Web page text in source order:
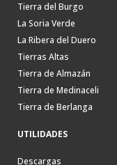
Tierra del Burgo
La Soria Verde
La Ribera del Duero
Tierras Altas
Tierra de Almazán
Tierra de Medinaceli
Tierra de Berlanga
UTILIDADES
Descargas